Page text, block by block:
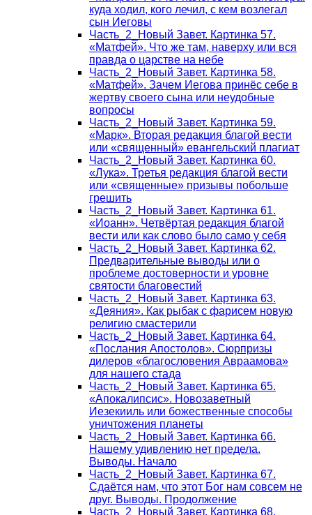
куда ходил, кого лечил, с кем возлегал
сын Иеговы
Часть_2_Новый Завет. Картинка 57.
«Матфей». Что же там, наверху или вся
правда о царстве на небе
Часть_2_Новый Завет. Картинка 58.
«Матфей». Зачем Иегова принёс себе в
жертву своего сына или неудобные
вопросы
Часть_2_Новый Завет. Картинка 59.
«Марк». Вторая редакция благой вести
или «священный» евангельский плагиат
Часть_2_Новый Завет. Картинка 60.
«Лука». Третья редакция благой вести
или «священные» призывы побольше
грешить
Часть_2_Новый Завет. Картинка 61.
«Иоанн». Четвёртая редакция благой
вести или как слово было само у себя
Часть_2_Новый Завет. Картинка 62.
Предварительные выводы или о
проблеме достоверности и уровне
святости благовестий
Часть_2_Новый Завет. Картинка 63.
«Деяния». Как рыбак с фарисем новую
религию смастерили
Часть_2_Новый Завет. Картинка 64.
«Послания Апостолов». Сюрпризы
дилеров «благословения Авраамова»
для нашего стада
Часть_2_Новый Завет. Картинка 65.
«Апокалипсис». Новозаветный
Иезекииль или божественные способы
уничтожения планеты
Часть_2_Новый Завет. Картинка 66.
Нашему удивлению нет предела.
Выводы. Начало
Часть_2_Новый Завет. Картинка 67.
Сдаётся нам, что этот Бог нам совсем не
друг. Выводы. Продолжение
Часть_2_Новый Завет. Картинка 68.